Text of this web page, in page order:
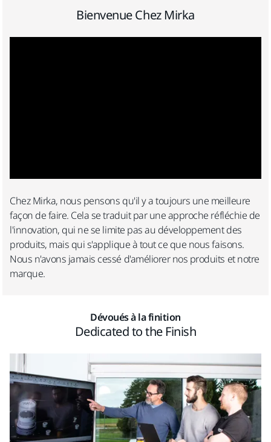
Bienvenue Chez Mirka
Chez Mirka, nous pensons qu'il y a toujours une meilleure
façon de faire. Cela se traduit par une approche réfléchie de
l'innovation, qui ne se limite pas au développement des
produits, mais qui s'applique à tout ce que nous faisons.
Nous n'avons jamais cessé d'améliorer nos produits et notre
marque.
Dévoués à la finition
Dedicated to the Finish